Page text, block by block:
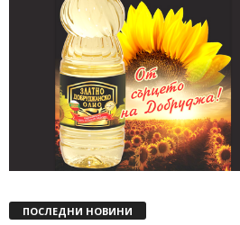
ПОСЛЕДНИ НОВИНИ